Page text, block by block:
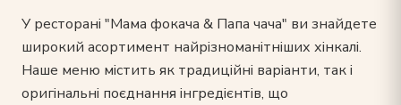
У ресторані "Мама фокача & Папа чача" ви знайдете
широкий асортимент найрізноманітніших хінкалі.
Наше меню містить як традиційні варіанти, так і
оригінальні поєднання інгредієнтів, що